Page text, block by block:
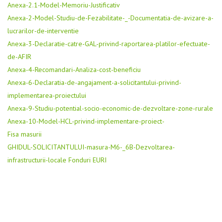
Anexa-2.1-Model-Memoriu-Justificativ
Anexa-2-Model-Studiu-de-Fezabilitate-_-Documentatia-de-avizare-a-
lucrarilor-de-interventie
Anexa-3-Declaratie-catre-GAL-privind-raportarea-platilor-efectuate-
de-AFIR
Anexa-4-Recomandari-Analiza-cost-beneficiu
Anexa-6-Declaratia-de-angajament-a-solicitantului-privind-
implementarea-proiectului
Anexa-9-Studiu-potential-socio-economic-de-dezvoltare-zone-rurale
Anexa-10-Model-HCL-privind-implementare-proiect-
Fisa masurii
GHIDUL-SOLICITANTULUI-masura-M6-_6B-Dezvoltarea-
infrastructurii-locale Fonduri EURI